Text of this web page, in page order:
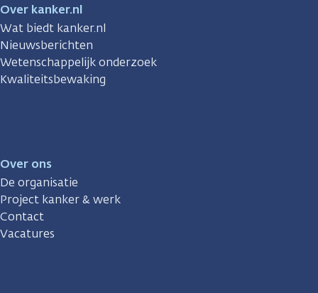
Over kanker.nl
Wat biedt kanker.nl
Nieuwsberichten
Wetenschappelijk onderzoek
Kwaliteitsbewaking
Over ons
De organisatie
Project kanker & werk
Contact
Vacatures